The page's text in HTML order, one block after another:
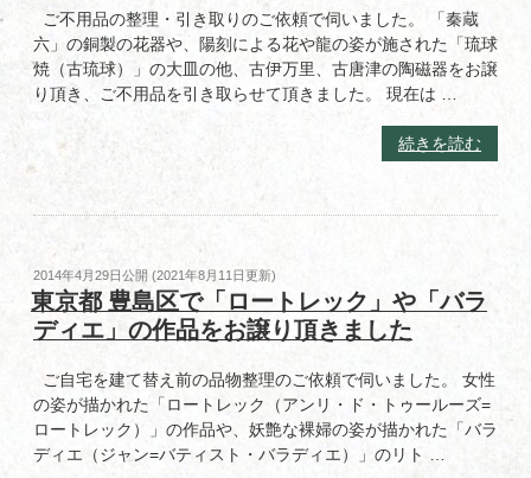
ご不用品の整理・引き取りのご依頼で伺いました。 「秦蔵
六」の銅製の花器や、陽刻による花や龍の姿が施された「琉球
焼（古琉球）」の大皿の他、古伊万里、古唐津の陶磁器をお譲
り頂き、ご不用品を引き取らせて頂きました。 現在は …
“埼
桶
で
「秦
蔵
の
銅
器
や
続きを読む
投
稿
日:
2014年4月29日公開 (2021年8月11日更新)
東京都 豊島区で「ロートレック」や「バラ
ディエ」の作品をお譲り頂きました
ご自宅を建て替え前の品物整理のご依頼で伺いました。 女性
の姿が描かれた「ロートレック（アンリ・ド・トゥールーズ=
ロートレック）」の作品や、妖艶な裸婦の姿が描かれた「バラ
ディエ（ジャン=バティスト・バラディエ）」のリト …